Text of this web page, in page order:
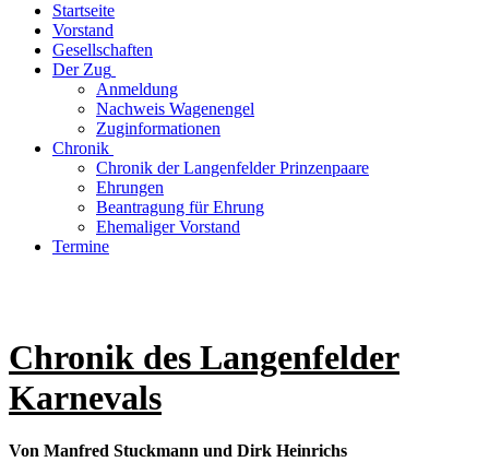
Startseite
Vorstand
Gesellschaften
Der Zug
Anmeldung
Nachweis Wagenengel
Zuginformationen
Chronik
Chronik der Langenfelder Prinzenpaare
Ehrungen
Beantragung für Ehrung
Ehemaliger Vorstand
Termine
Chronik des Langenfelder
Karnevals
Von Manfred Stuckmann und Dirk Heinrichs